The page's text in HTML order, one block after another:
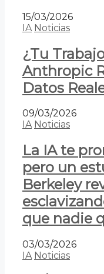
15/03/2026
IA Noticias
¿Tu
Anthropic
Datos
09/03/2026
IA Noticias
La IA te
pero un
Berkeley
que nadie
03/03/2026
IA Noticias